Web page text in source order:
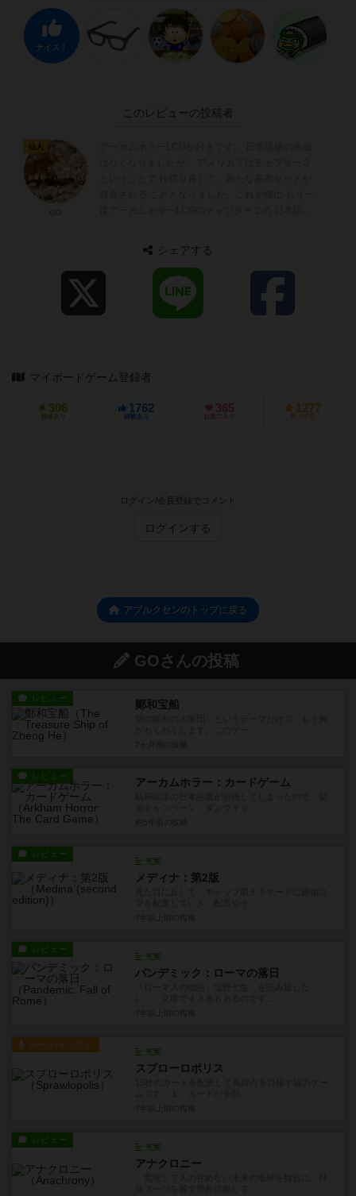
ナイス！
このレビューの投稿者
仙人
シェアする
マイボードゲーム登録者
306
興味あり
1762
経験あり
365
お気に入り
1277
持ってる
ログイン/会員登録でコメント
ログインする
アブルクセンのトップに戻る
GOさんの投稿
レビュー 鄭和宝船
レビュー アーカムホラー：カードゲーム
レビュー
充実
メディナ：第2版
レビュー
充実
パンデミック：ローマの落日
ルール/インスト
充実
スプローロポリス
レビュー
充実
アナクロニー